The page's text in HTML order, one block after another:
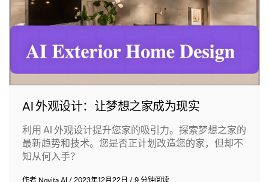
AI 外观设计：让梦想之家成为现实
利用 AI 外观设计提升您家的吸引力。探索梦想之家的
最新趋势和技术。您是否正计划改造您的家，但却不
知从何入手？
作者 Novita AI /2023年12月22日/9 分钟阅读